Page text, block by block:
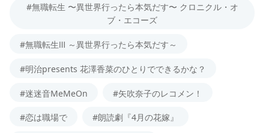
#無職転生 〜異世界行ったら本気だす〜 クロニクル・オ
ブ・エコーズ
#無職転生Ⅲ ～異世界行ったら本気だす～
#明治presents 花澤香菜のひとりでできるかな？
#迷迷音MeMeOn #矢吹奈子のレコメン！
#恋は職場で #朗読劇『4月の花嫁』